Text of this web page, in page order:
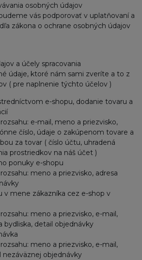
osobných údajov
vás podporovať v uplatňovaní a
zákona o ochrane osobných údajov
a účely spracovania
údaje, ktoré nám sami zveríte a to z
( pre naplnenie týchto účelov )
e-shopu, dodanie tovaru a
e-mail, meno a priezvisko,
číslo, údaje o zakúpenom tovare a
za tovar ( číslo účtu, uhradená
prostriedkov na náš účet )
ponuky e-shopu
meno a priezvisko, adresa
v mene zákazníka cez e-shop v
meno a priezvisko, e-mail,
bydliska, detail objednávky
meno a priezvisko, e-mail,
objednávky